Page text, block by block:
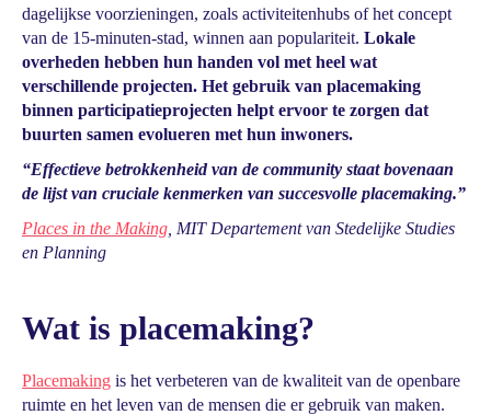
dagelijkse voorzieningen, zoals activiteitenhubs of het concept
van de 15-minuten-stad, winnen aan populariteit. Lokale
overheden hebben hun handen vol met heel wat
verschillende projecten. Het gebruik van placemaking
binnen participatieprojecten helpt ervoor te zorgen dat
buurten samen evolueren met hun inwoners.
“Effectieve betrokkenheid van de community staat bovenaan
de lijst van cruciale kenmerken van succesvolle placemaking.”
Places in the Making , MIT Departement van Stedelijke Studies
en Planning
Wat is placemaking?
Placemaking is het verbeteren van de kwaliteit van de openbare
ruimte en het leven van de mensen die er gebruik van maken.